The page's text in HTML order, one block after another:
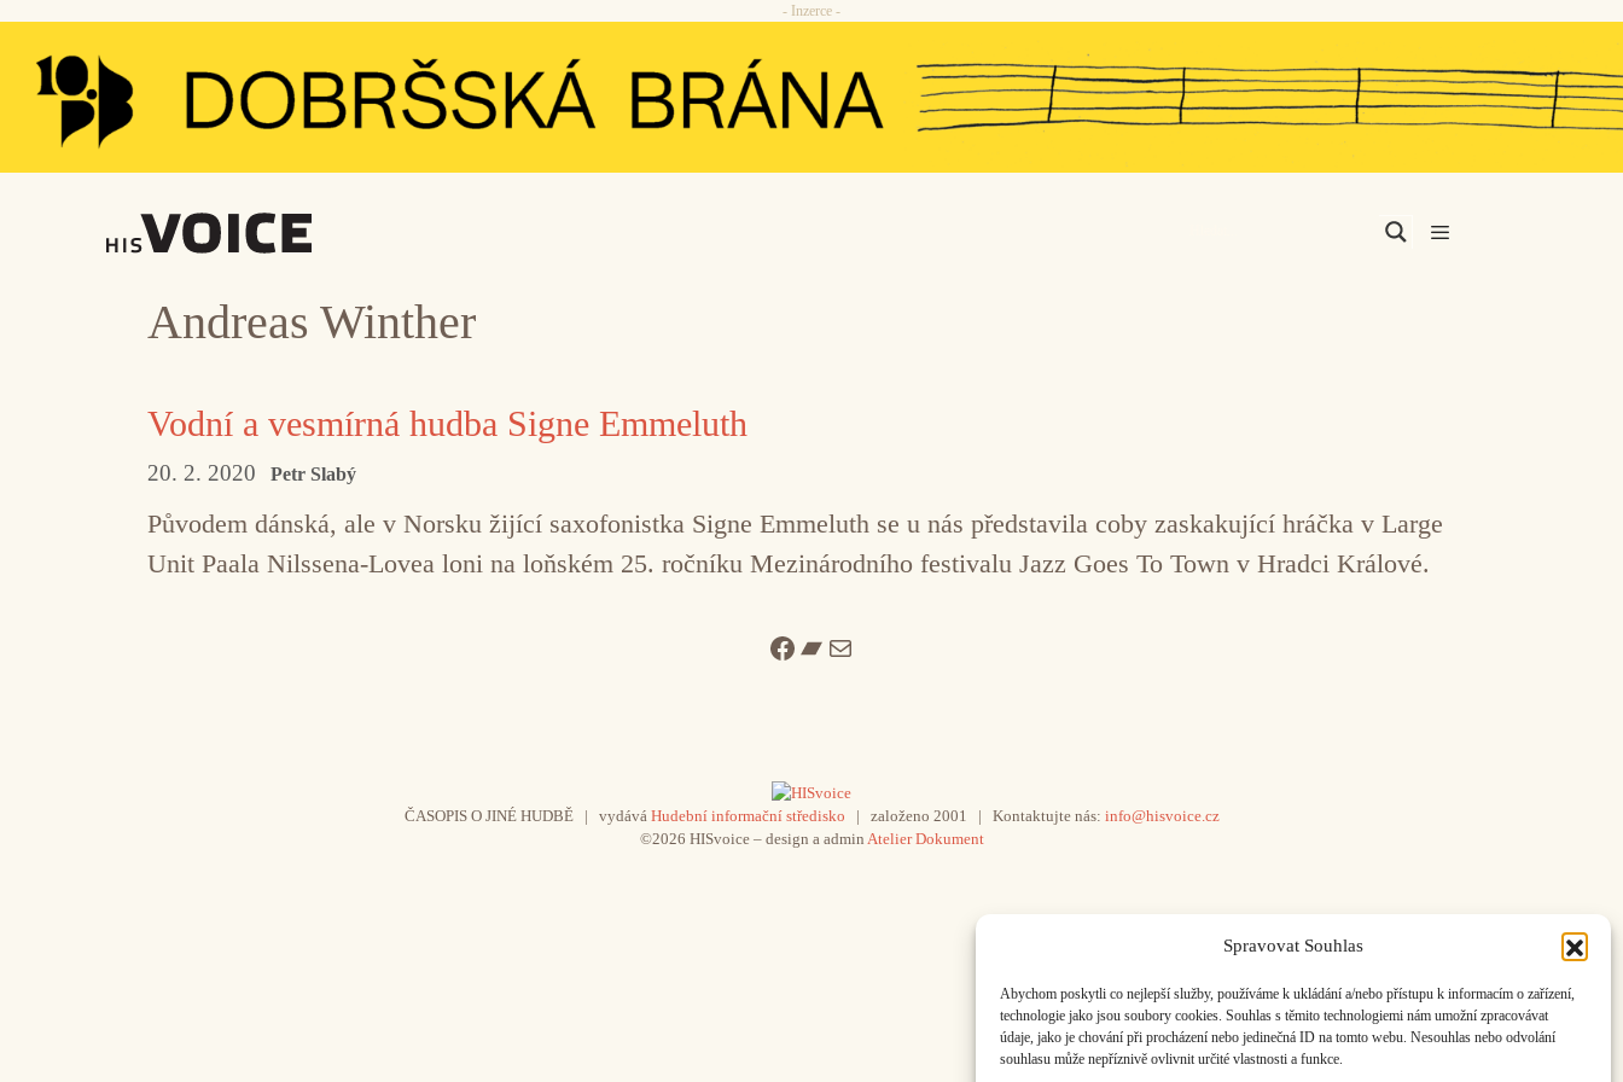
Spravovat Souhlas
Abychom poskytli co nejlepší služby, používáme k ukládání a/nebo přístupu k informacím o zařízení,
technologie jako jsou soubory cookies. Souhlas s těmito technologiemi nám umožní zpracovávat
údaje, jako je chování při procházení nebo jedinečná ID na tomto webu. Nesouhlas nebo odvolání
souhlasu může nepříznivě ovlivnit určité vlastnosti a funkce.
Přeskočit
obsah
- Inzerce -
Andreas Winther
Vodní a vesmírná hudba Signe Emmeluth
20. 2. 2020 Petr Slabý
Původem dánská, ale v Norsku žijící saxofonistka Signe Emmeluth se u nás představila coby zaskakující hráčka v Large
Unit Paala Nilssena-Lovea loni na loňském 25. ročníku Mezinárodního festivalu Jazz Goes To Town v Hradci Králové.
Facebook
Bandcamp
Mail
ČASOPIS O JINÉ HUDBĚ | vydává Hudební informační středisko | založeno 2001 | Kontaktujte nás: info@hisvoice.cz
©2026 HISvoice – design a admin Atelier Dokument